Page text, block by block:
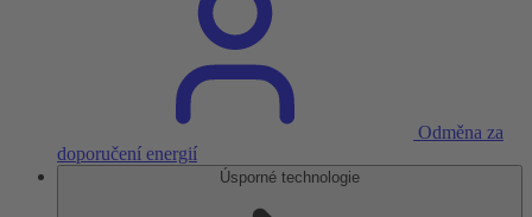
Odměna za
doporučení energií
Úsporné technologie